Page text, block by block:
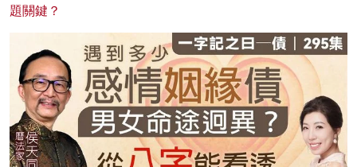
題關鍵？